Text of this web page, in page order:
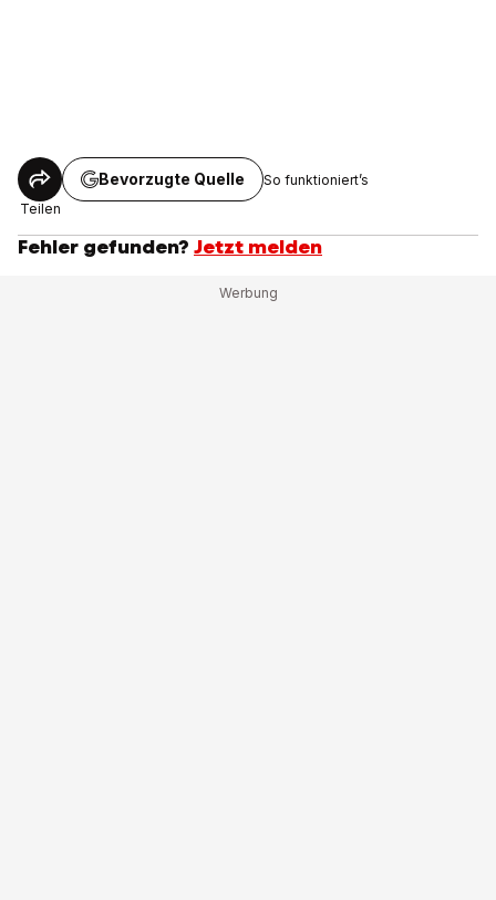
Teilen
Bevorzugte Quelle So funktioniert’s
Fehler gefunden? Jetzt melden